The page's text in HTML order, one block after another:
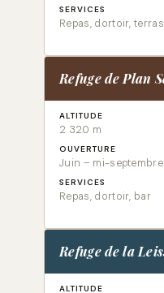
SERVICES
Repas, dortoir,
Refuge de Plan
ALTITUDE
2 320 m
OUVERTURE
Juin – mi-septembre
SERVICES
Repas, dortoir, bar
Refuge de la
ALTITUDE